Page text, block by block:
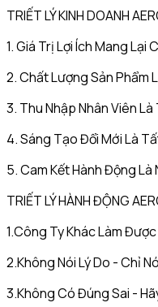
TRIẾT LÝ KINH DOANH
1. Giá Trị Lợi Ích Mang
2. Chất Lượng Sản Phẩm
3. Thu Nhập Nhân Viên Là
4. Sáng Tạo Đổi Mới Là
5. Cam Kết Hành Động Là
TRIẾT LÝ HÀNH ĐỘNG
1.Công Ty Khác Làm
2.Không Nói Lý Do - Chỉ
3.Không Có Đúng Sai -